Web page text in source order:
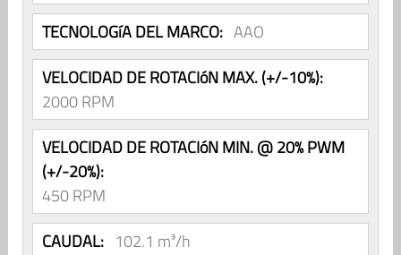
TECNOLOGíA DEL MARCO: AAO
VELOCIDAD DE ROTACIóN MAX. (+/-10%):
2000 RPM
VELOCIDAD DE ROTACIóN MIN. @ 20% PWM
(+/-20%):
450 RPM
CAUDAL: 102.1 m³/h